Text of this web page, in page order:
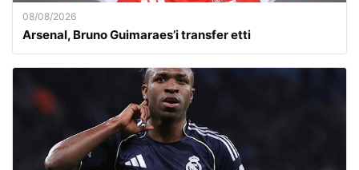
08/08/2026
Arsenal, Bruno Guimaraes’i transfer etti